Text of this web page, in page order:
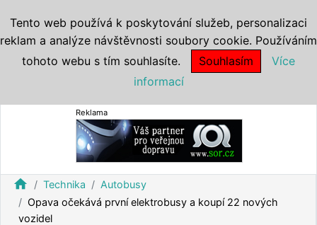
Reklama
home Technika
Autobusy
Opava očekává první elektrobusy a koupí 22 nových
vozidel
Tento web používá k poskytování služeb, personalizaci
reklam a analýze návštěvnosti soubory cookie. Používáním
tohoto webu s tím souhlasíte.
Souhlasím
Více
informací